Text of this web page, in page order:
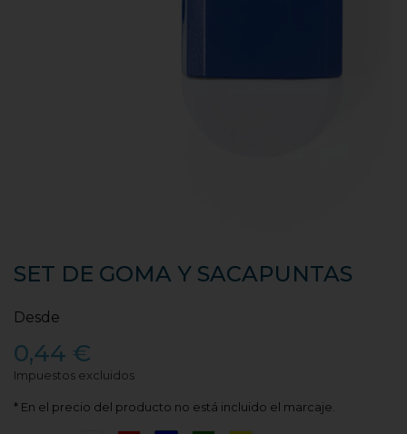
SET DE GOMA Y SACAPUNTAS
Desde
0,44 €
Impuestos excluidos
* En el precio del producto no está incluido el marcaje.